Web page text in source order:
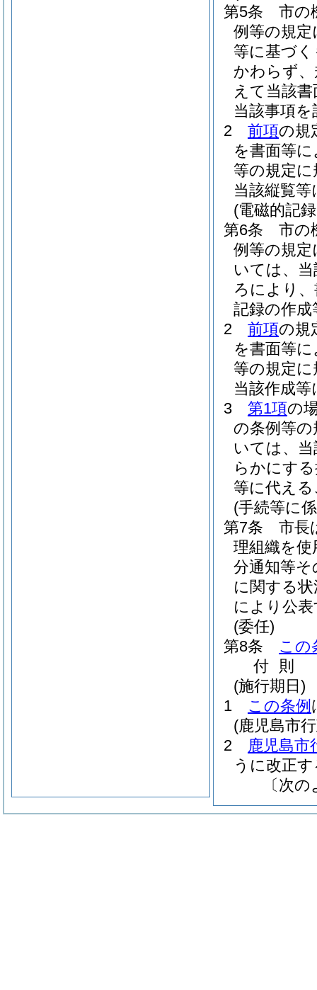
第5条
市の
例等の規
等に基づ
かわらず
えて当該
当該事項
2
前項の規
を書面等
等の規定
当該縦覧
(電磁的記
第6条
市の
例等の規
いては、
ろにより
記録の作
2
前項の規
を書面等
等の規定
当該作成
3
第1項の
の条例等
いては、
らかにす
等に代え
(手続等に
第7条
市長
理組織を
分通知等そ
に関する
により公
(委任)
第8条
この
付 則
(施行期日)
1
この条例
(鹿児島市
2
鹿児島市
うに改正
〔次